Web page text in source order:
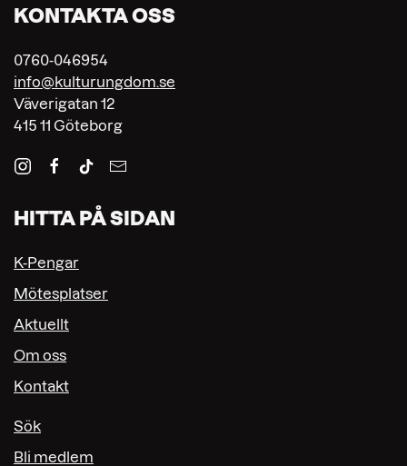
KONTAKTA OSS
0760-046954
info@kulturungdom.se
Väverigatan 12
415 11 Göteborg
HITTA PÅ SIDAN
K-Pengar
Mötesplatser
Aktuellt
Om oss
Kontakt
Sök
Bli medlem